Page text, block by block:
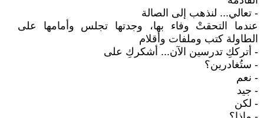
- تعالي... لنذهب إلى الصالة
عندما التحقتْ وفاء بها، وجدتها تجلس وأمامها على
الطاولة كتب وملفات وأقلام
- أترككِ تدرسين الآن... أشكركِ على
- ستُغادرين؟
- نعم
- جيد
- لكن